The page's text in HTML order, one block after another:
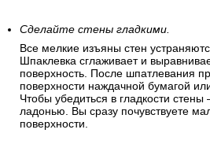
Сделайте стены гладкими.
Все мелкие изъяны стен
Шпаклевка сглаживает и
поверхность. После шпатлевания
поверхности наждачной бумагой
Чтобы убедиться в гладкости
ладонью. Вы сразу почувствуете
поверхности.